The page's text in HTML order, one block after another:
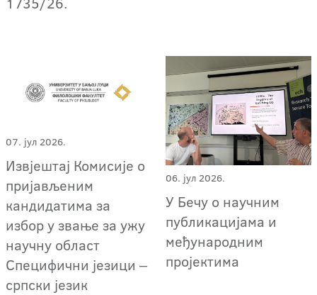
07. јул 2026.
Извјештај Комисије о
пријављеним
кандидатима за
избор у звање за ужу
научну област
Специфични језици ‒
српски језик
06. јул 2026.
У Бечу о научним
публикацијама и
међународним
пројектима